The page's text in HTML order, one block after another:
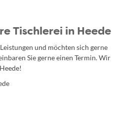
Tischlerei in Heede
und möchten sich gerne
Sie gerne einen Termin. Wir